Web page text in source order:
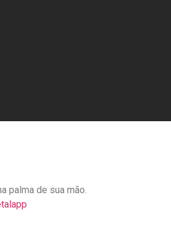
palma de sua mão.